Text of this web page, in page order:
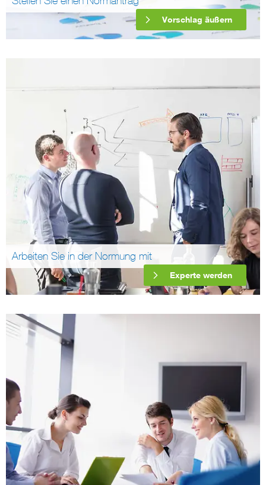
Vorschlag äußern
Arbeiten Sie in der Normung mit
Experte werden